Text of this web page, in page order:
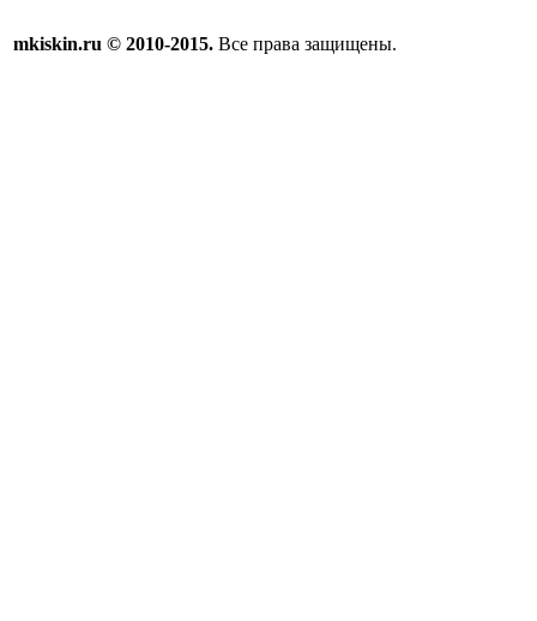
mkiskin.ru © 2010-2015. Все права защищены.